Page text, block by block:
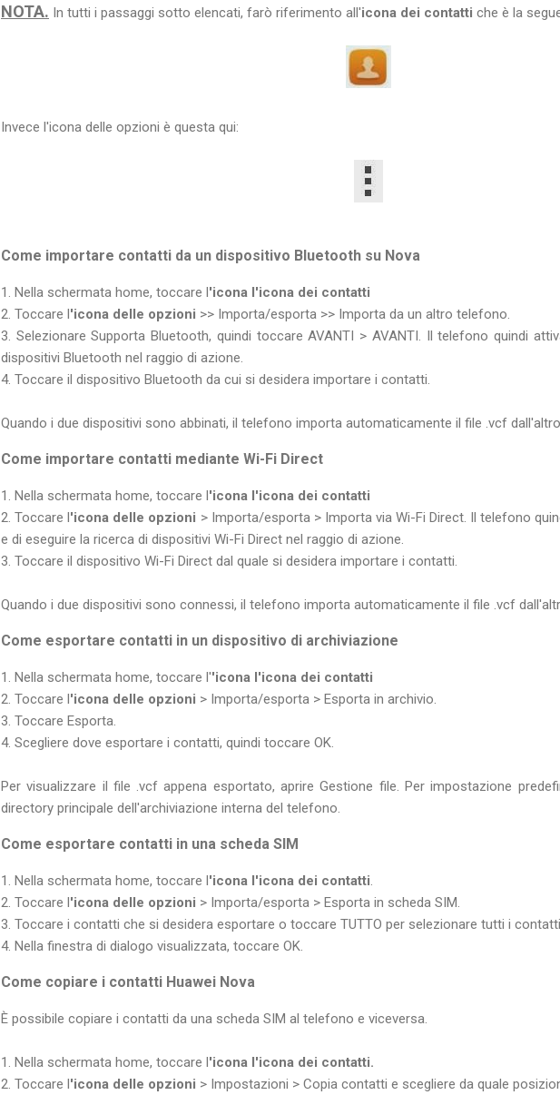
NOTA. In tutti i passaggi sotto elencati, farò riferimento all'icona dei contatti che è la
Invece l'icona delle opzioni è questa qui:
Come importare contatti da un dispositivo Bluetooth su Nova
1. Nella schermata home, toccare l'icona l'icona dei contatti
2. Toccare l'icona delle opzioni >> Importa/esporta >> Importa da un altro telefono.
3. Selezionare Supporta Bluetooth, quindi toccare AVANTI > AVANTI. Il telefono quindi
dispositivi Bluetooth nel raggio di azione.
4. Toccare il dispositivo Bluetooth da cui si desidera importare i contatti.
Quando i due dispositivi sono abbinati, il telefono importa automaticamente il file .vcf
Come importare contatti mediante Wi-Fi Direct
1. Nella schermata home, toccare l'icona l'icona dei contatti
2. Toccare l'icona delle opzioni > Importa/esporta > Importa via Wi-Fi Direct. Il telefono
e di eseguire la ricerca di dispositivi Wi-Fi Direct nel raggio di azione.
3. Toccare il dispositivo Wi-Fi Direct dal quale si desidera importare i contatti.
Quando i due dispositivi sono connessi, il telefono importa automaticamente il file .vcf
Come esportare contatti in un dispositivo di archiviazione
1. Nella schermata home, toccare l''icona l'icona dei contatti
2. Toccare l'icona delle opzioni > Importa/esporta > Esporta in archivio.
3. Toccare Esporta.
4. Scegliere dove esportare i contatti, quindi toccare OK.
Per visualizzare il file .vcf appena esportato, aprire Gestione file. Per impostazione
directory principale dell'archiviazione interna del telefono.
Come esportare contatti in una scheda SIM
1. Nella schermata home, toccare l'icona l'icona dei contatti
2. Toccare l'icona delle opzioni > Importa/esporta > Esporta in scheda SIM.
3. Toccare i contatti che si desidera esportare o toccare TUTTO per selezionare tutti i contatti,
4. Nella finestra di dialogo visualizzata, toccare OK.
Come copiare i contatti Huawei Nova
È possibile copiare i contatti da una scheda SIM al telefono e viceversa.
1. Nella schermata home, toccare l'icona l'icona dei contatti.
2. Toccare l'icona delle opzioni > Impostazioni > Copia contatti e scegliere da quale